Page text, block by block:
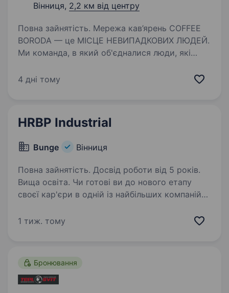
Вінниця, 2,2 км від центру
Повна зайнятість. Мережа кав’ярень COFFEE
BORODA — це МІСЦЕ НЕВИПАДКОВИХ ЛЮДЕЙ.
Ми команда, в який об'єдналися люди, які
працюють з відданістю та натхненням, нас
4 дні тому
HRBP Industrial
Bunge Вінниця
Повна зайнятість. Досвід роботи від 5 років.
Вища освіта. Чи готові ви до нового етапу
своєї кар'єри в одній із найбільших компаній
впливати на розвиток одного
1 тиж. тому
Бронювання